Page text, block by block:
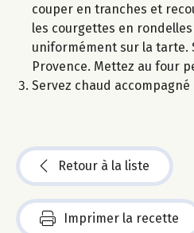
couper en tranches et
les courgettes en
uniformément sur la tarte.
Provence. Mettez au four
Servez chaud accompagné
Retour à la liste
Imprimer la recette